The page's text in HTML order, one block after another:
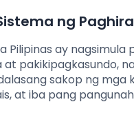
ng
ay
pakikipagkasundo,
sakop ng mga
at iba pang